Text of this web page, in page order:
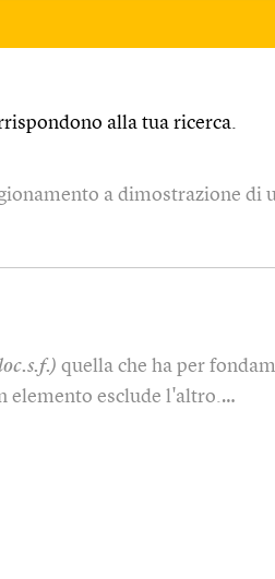
alla tua ricerca.
a dimostrazione di
quella che ha per
elemento esclude l'altro.…